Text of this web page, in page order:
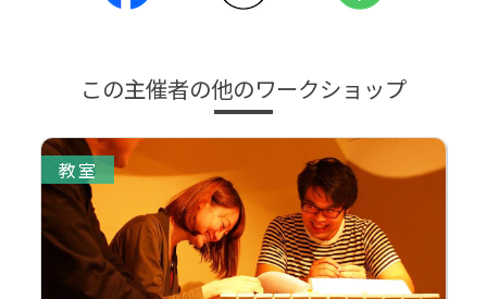
この主催者の他のワークショップ
教室